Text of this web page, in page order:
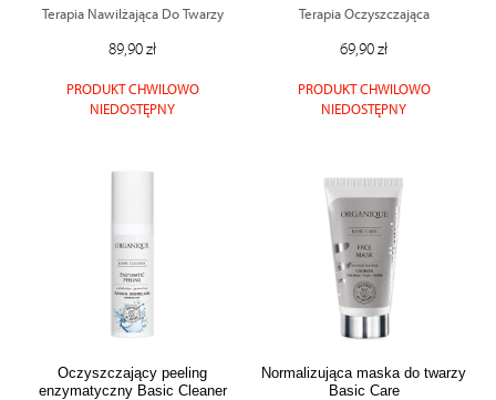
Terapia Nawilżająca Do Twarzy
89,90 zł
PRODUKT CHWILOWO
NIEDOSTĘPNY
Terapia Oczyszczająca
69,90 zł
PRODUKT CHWILOWO
NIEDOSTĘPNY
Oczyszczający peeling
enzymatyczny Basic Cleaner
Normalizująca maska do twarzy
Basic Care